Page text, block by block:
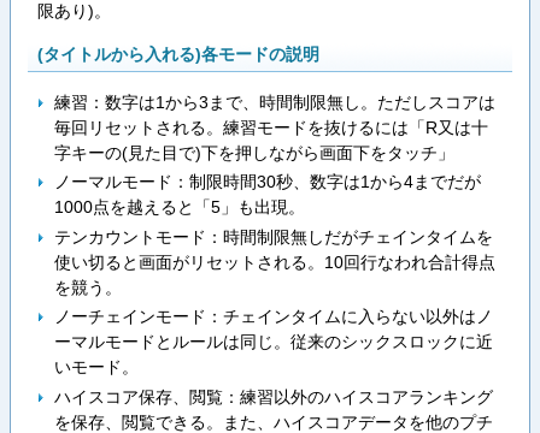
限あり)。
(タイトルから入れる)各モードの説明
練習：数字は1から3まで、時間制限無し。ただしスコアは
毎回リセットされる。練習モードを抜けるには「R又は十
字キーの(見た目で)下を押しながら画面下をタッチ」
ノーマルモード：制限時間30秒、数字は1から4までだが
1000点を越えると「5」も出現。
テンカウントモード：時間制限無しだがチェインタイムを
使い切ると画面がリセットされる。10回行なわれ合計得点
を競う。
ノーチェインモード：チェインタイムに入らない以外はノ
ーマルモードとルールは同じ。従来のシックスロックに近
いモード。
ハイスコア保存、閲覧：練習以外のハイスコアランキング
を保存、閲覧できる。また、ハイスコアデータを他のプチ